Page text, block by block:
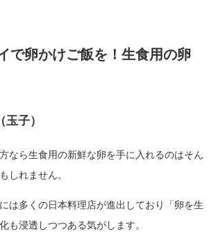
で卵かけご飯を！生食用の卵
子）
なら生食用の新鮮な卵を手に入れるのはそん
しれません。
は多くの日本料理店が進出しており「卵を生
も浸透しつつある気がします。